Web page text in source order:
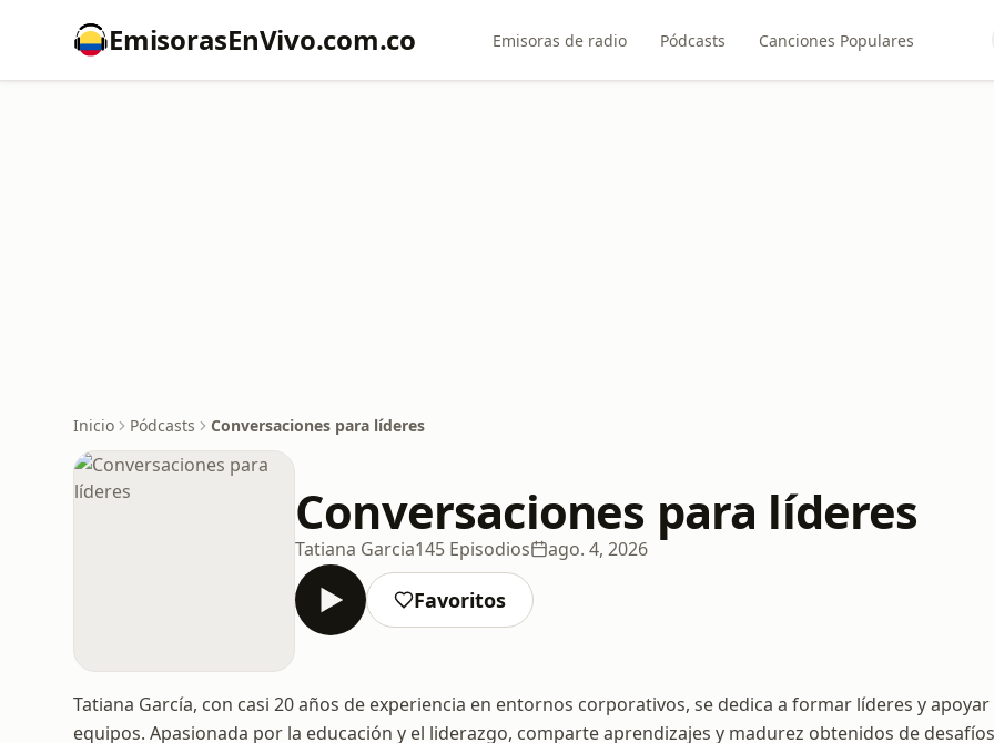
EmisorasEnVivo.com.co Emisoras de radio Pódcasts Canciones Populares
Inicio Pódcasts Conversaciones para líderes
Conversaciones para líderes
Tatiana Garcia145 Episodios ago. 4, 2026
Favoritos
Tatiana García, con casi 20 años de experiencia en entornos corporativos, se dedica a formar líderes y apoyar
equipos. Apasionada por la educación y el liderazgo, comparte aprendizajes y madurez obtenidos de desafíos